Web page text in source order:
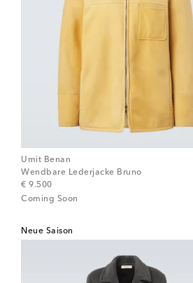
Umit Benan
Wendbare Lederjacke Bruno
€ 9.500
original price
Coming Soon
Neue Saison